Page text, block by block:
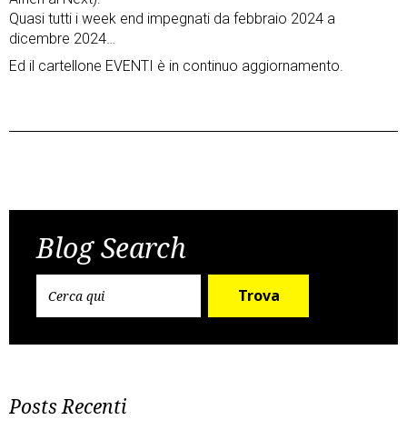
Quasi tutti i week end impegnati da febbraio 2024 a
dicembre 2024…
Ed il cartellone EVENTI è in continuo aggiornamento.
navigation
Blog Search
Trova
Posts Recenti